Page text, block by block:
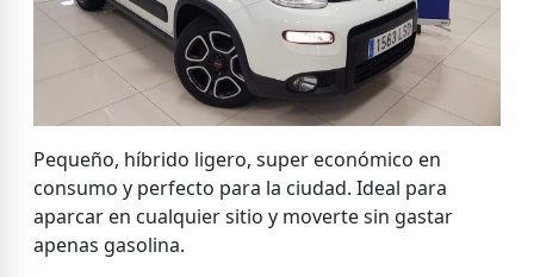
Pequeño, híbrido ligero, super económico en
consumo y perfecto para la ciudad. Ideal para
aparcar en cualquier sitio y moverte sin gastar
apenas gasolina.